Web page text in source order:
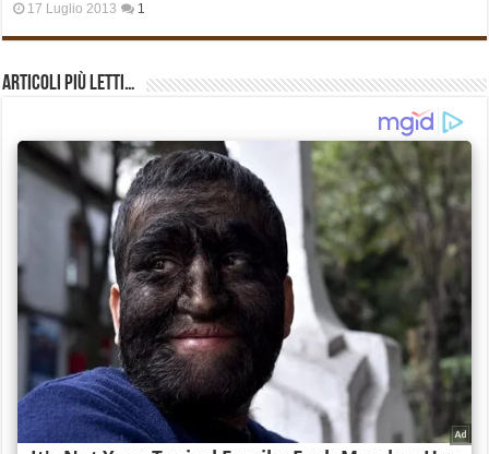
17 Luglio 2013 1
Articoli più Letti…